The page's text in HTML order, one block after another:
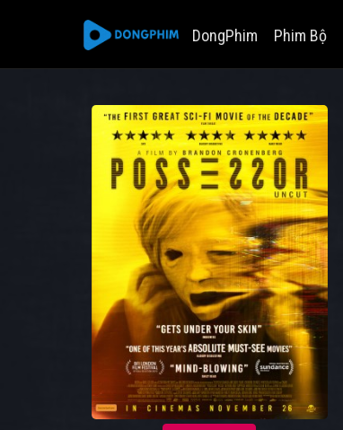
DongPhim Phim Bộ